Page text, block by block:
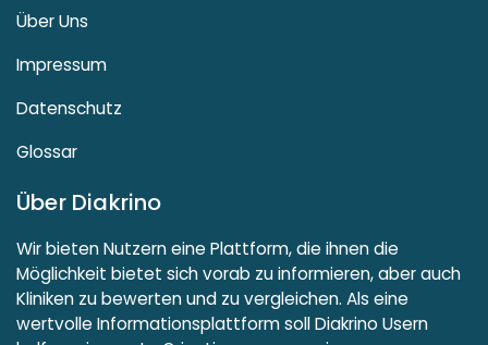
Über Uns
Impressum
Datenschutz
Glossar
Über Diakrino
Wir bieten Nutzern eine Plattform, die ihnen die
Möglichkeit bietet sich vorab zu informieren, aber auch
Kliniken zu bewerten und zu vergleichen. Als eine
wertvolle Informationsplattform soll Diakrino Usern